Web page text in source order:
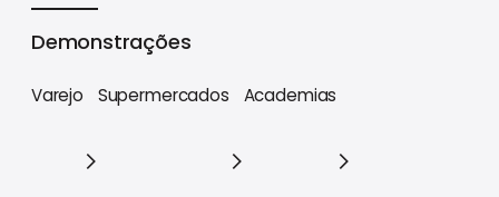
Demonstrações
Varejo Supermercados Academias